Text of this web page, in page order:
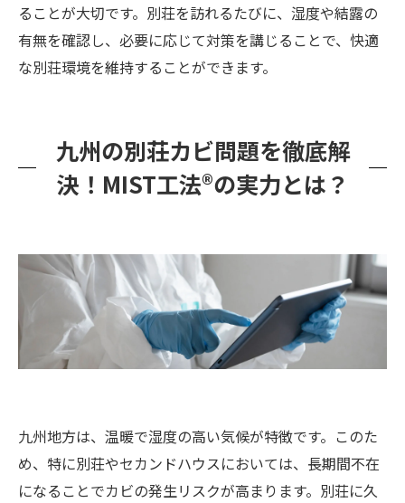
ることが大切です。別荘を訪れるたびに、湿度や結露の
有無を確認し、必要に応じて対策を講じることで、快適
な別荘環境を維持することができます。
九州の別荘カビ問題を徹底解
決！MIST工法®の実力とは？
九州地方は、温暖で湿度の高い気候が特徴です。このた
め、特に別荘やセカンドハウスにおいては、長期間不在
になることでカビの発生リスクが高まります。別荘に久